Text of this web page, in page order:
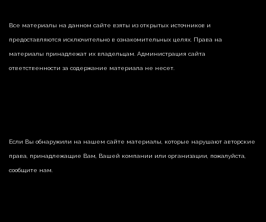
Все материалы на данном сайте взяты из открытых источников и
предоставляются исключительно в ознакомительных целях. Права на
материалы принадлежат их владельцам. Администрация сайта
ответственности за содержание материала не несет.
Если Вы обнаружили на нашем сайте материалы, которые нарушают авторские
права, принадлежащие Вам, Вашей компании или организации, пожалуйста,
сообщите нам.